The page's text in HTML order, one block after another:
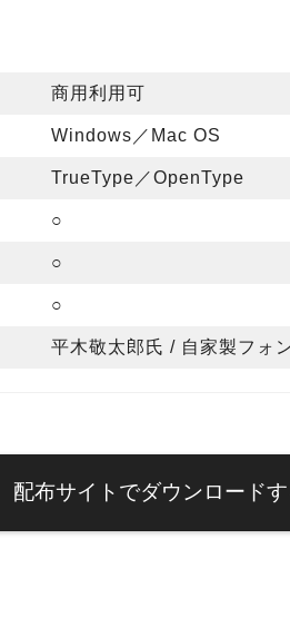
商用利用可
Windows／Mac OS
TrueType／OpenType
○
○
○
平木敬太郎氏 / 自家製フォ
配布サイトでダウンロードす